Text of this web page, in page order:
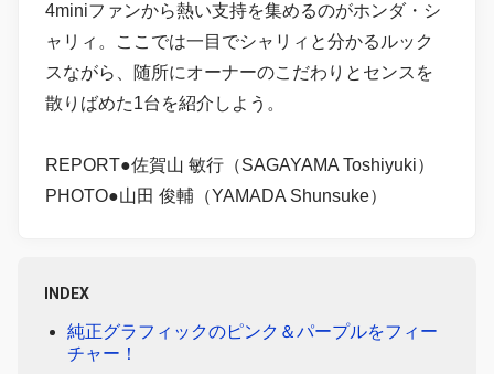
4miniファンから熱い支持を集めるのがホンダ・シ
ャリィ。ここでは一目でシャリィと分かるルック
スながら、随所にオーナーのこだわりとセンスを
散りばめた1台を紹介しよう。
REPORT●佐賀山 敏行（SAGAYAMA Toshiyuki）
PHOTO●山田 俊輔（YAMADA Shunsuke）
INDEX
純正グラフィックのピンク＆パープルをフィー
チャー！